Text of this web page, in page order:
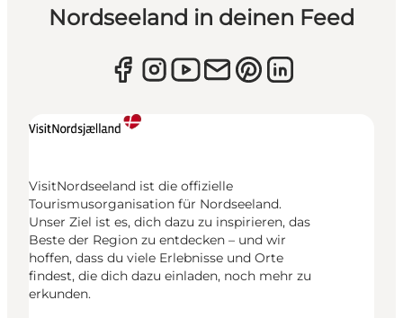
Nordseeland in deinen Feed
VisitNordseeland ist die offizielle
Tourismusorganisation für Nordseeland.
Unser Ziel ist es, dich dazu zu inspirieren, das
Beste der Region zu entdecken – und wir
hoffen, dass du viele Erlebnisse und Orte
findest, die dich dazu einladen, noch mehr zu
erkunden.